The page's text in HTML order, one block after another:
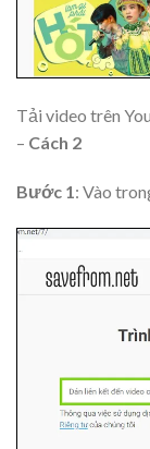
Tải video trên
– Cách 2
Bước 1: Vào